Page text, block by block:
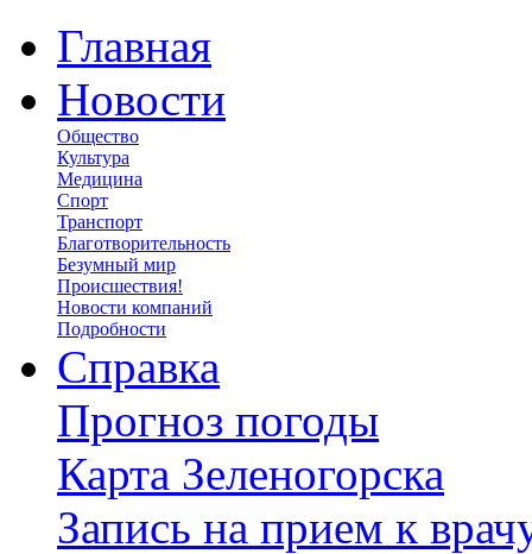
Главная
Новости
Общество
Культура
Медицина
Спорт
Транспорт
Благотворительность
Безумный мир
Происшествия!
Новости компаний
Подробности
Справка
Прогноз погоды
Карта Зеленогорска
Запись на прием к